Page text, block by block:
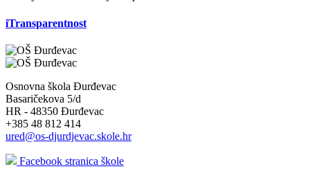
iTransparentnost
Osnovna škola Đurđevac
Basaričekova 5/d
HR - 48350 Đurđevac
+385 48 812 414
ured@os-djurdjevac.skole.hr
Facebook stranica škole